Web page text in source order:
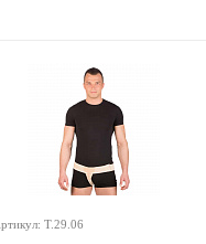
Т.29.06